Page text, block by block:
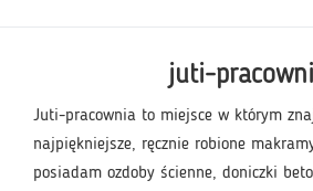
juti-
Juti-pracownia to miejsce w którym
najpiękniejsze, ręcznie robione
posiadam ozdoby ścienne, doniczki